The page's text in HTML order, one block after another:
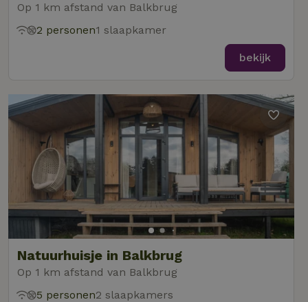
Op 1 km afstand van Balkbrug
2 personen1 slaapkamer
bekijk
Natuurhuisje in Balkbrug
Op 1 km afstand van Balkbrug
5 personen2 slaapkamers